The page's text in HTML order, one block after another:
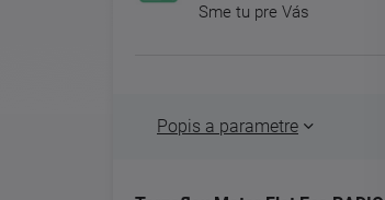
Sme tu pre Vás
Popis a parametre